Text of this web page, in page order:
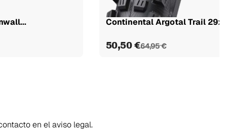
Continental Argotal Trail
50,50 €64,95 €
en el aviso legal.